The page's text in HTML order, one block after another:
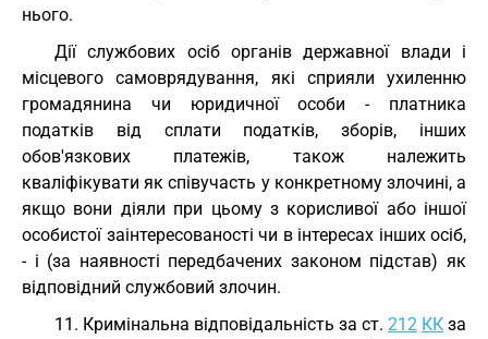
нього.
Дії службових осіб органів державної влади і
місцевого самоврядування, які сприяли ухиленню
громадянина чи юридичної особи - платника
податків від сплати податків, зборів, інших
обов'язкових платежів, також належить
кваліфікувати як співучасть у конкретному злочині, а
якщо вони діяли при цьому з корисливої або іншої
особистої заінтересованості чи в інтересах інших осіб,
- і (за наявності передбачених законом підстав) як
відповідний службовий злочин.
11. Кримінальна відповідальність за ст. 212 КК за